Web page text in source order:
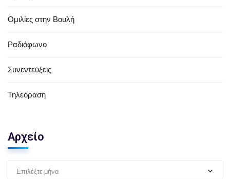
Ομιλίες στην Βουλή
Ραδιόφωνο
Συνεντεύξεις
Τηλεόραση
Αρχείο
Επιλέξτε μήνα